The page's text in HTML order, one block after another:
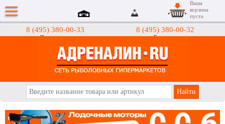
8 (495) 380-00-33
Интернет-магазин
8 (495) 380-00-32
Гипермаркеты
Ваша
корзина
пуста